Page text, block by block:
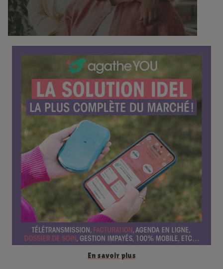
é
n
c
e
En savoir plus